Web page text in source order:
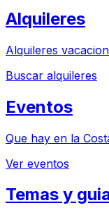
Alquileres
Alquileres
Buscar alquileres
Eventos
Que hay en la
Ver eventos
Temas y